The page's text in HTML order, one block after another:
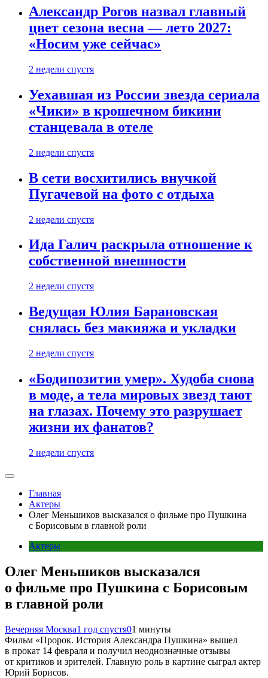
Александр Рогов назвал главный
цвет сезона весна — лето 2027:
«Носим уже сейчас»
2 недели спустя
Уехавшая из России звезда сериала
«Чики» в крошечном бикини
станцевала в отеле
2 недели спустя
В сети восхитились внучкой
Пугачевой на фото с отдыха
2 недели спустя
Ида Галич раскрыла отношение к
собственной внешности
2 недели спустя
Ведущая Юлия Барановская
снялась без макияжа и укладки
2 недели спустя
«Бодипозитив умер». Худоба снова
в моде, а тела мировых звезд тают
на глазах. Почему это разрушает
жизни их фанатов?
2 недели спустя
Главная
Актеры
Олег Меньшиков высказался о фильме про Пушкина
с Борисовым в главной роли
Актеры
Олег Меньшиков высказался
о фильме про Пушкина с Борисовым
в главной роли
Вечерняя Москва1 год спустя01 минуты
Фильм «Пророк. История Александра Пушкина» вышел
в прокат 14 февраля и получил неоднозначные отзывы
от критиков и зрителей. Главную роль в картине сыграл актер
Юрий Борисов.